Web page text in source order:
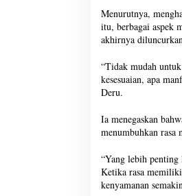
Menurutnya,
itu, berbagai aspek
akhirnya
“Tidak mudah
kesesuaian, apa
Deru.
Ia menegaskan
menumbuhkan
“Yang lebih
Ketika rasa
kenyamanan